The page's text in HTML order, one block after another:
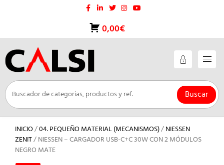
0,00€
Buscar
INICIO/04. PEQUEÑO MATERIAL (MECANISMOS)/NIESSEN
ZENIT/ NIESSEN – CARGADOR USB-C+C 30W CON 2 MÓDULOS
NEGRO MATE